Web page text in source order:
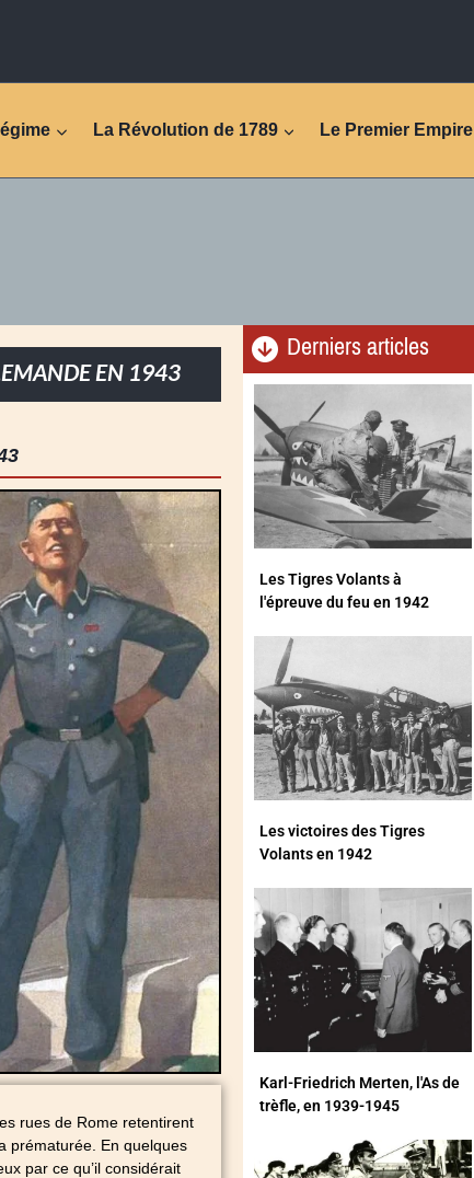
La Révolution de 1789 Le Premier Empire
EN 1943
rues de Rome retentirent
prématurée. En quelques
par ce qu’il considérait
Derniers articles
Les Tigres Volants à
l'épreuve du feu en 1942
Les victoires des Tigres
Volants en 1942
Karl-Friedrich Merten, l'As de
trèfle, en 1939-1945